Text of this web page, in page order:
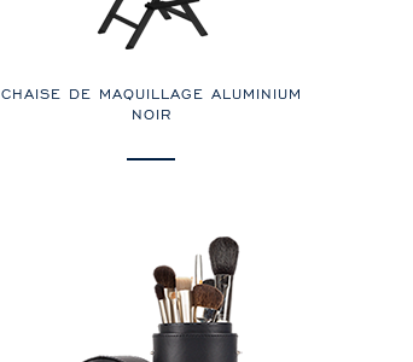
CHAISE DE MAQUILLAGE ALUMINIUM
NOIR